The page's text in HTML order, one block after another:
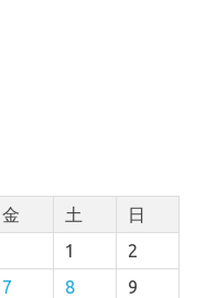
金 土
日
1
2
7 8
9